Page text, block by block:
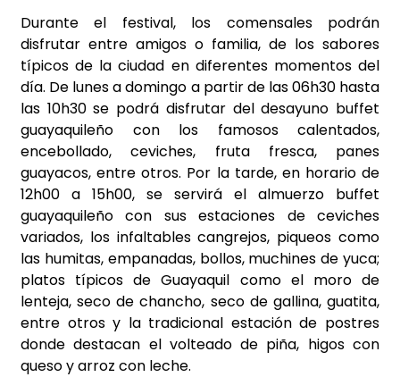
Durante el festival, los comensales podrán
disfrutar entre amigos o familia, de los sabores
típicos de la ciudad en diferentes momentos del
día. De lunes a domingo a partir de las 06h30 hasta
las 10h30 se podrá disfrutar del desayuno buffet
guayaquileño con los famosos calentados,
encebollado, ceviches, fruta fresca, panes
guayacos, entre otros. Por la tarde, en horario de
12h00 a 15h00, se servirá el almuerzo buffet
guayaquileño con sus estaciones de ceviches
variados, los infaltables cangrejos, piqueos como
las humitas, empanadas, bollos, muchines de yuca;
platos típicos de Guayaquil como el moro de
lenteja, seco de chancho, seco de gallina, guatita,
entre otros y la tradicional estación de postres
donde destacan el volteado de piña, higos con
queso y arroz con leche.